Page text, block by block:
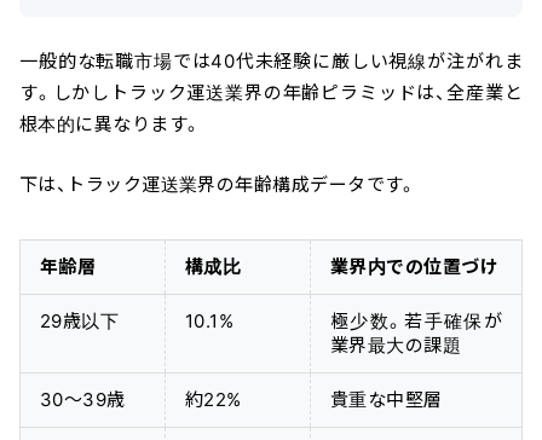
一般的な転職市場では40代未経験に厳しい視線が注がれま
す。しかしトラック運送業界の年齢ピラミッドは、全産業と
根本的に異なります。
下は、トラック運送業界の年齢構成データです。
年齢層 構成比 業界内での位置づけ
29歳以下 10.1%
極少数。若手確保が
業界最大の課題
30〜39歳 約22% 貴重な中堅層